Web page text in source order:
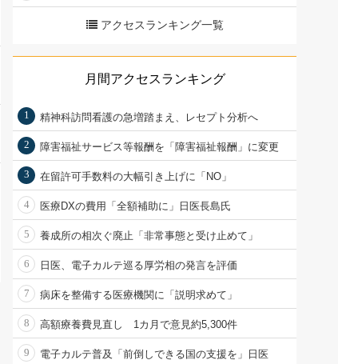
アクセスランキング一覧
月間アクセスランキング
1 精神科訪問看護の急増踏まえ、レセプト分析へ
2 障害福祉サービス等報酬を「障害福祉報酬」に変更
3 在留許可手数料の大幅引き上げに「NO」
4 医療DXの費用「全額補助に」日医長島氏
5 養成所の相次ぐ廃止「非常事態と受け止めて」
6 日医、電子カルテ巡る厚労相の発言を評価
7 病床を整備する医療機関に「説明求めて」
8 高額療養費見直し 1カ月で意見約5,300件
9 電子カルテ普及「前倒しできる国の支援を」日医